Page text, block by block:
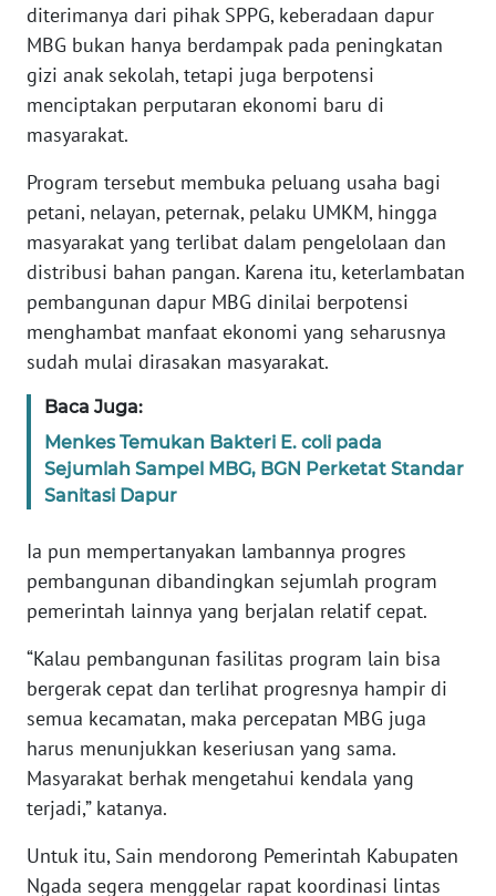
diterimanya dari pihak SPPG, keberadaan dapur
MBG bukan hanya berdampak pada peningkatan
gizi anak sekolah, tetapi juga berpotensi
menciptakan perputaran ekonomi baru di
masyarakat.
Program tersebut membuka peluang usaha bagi
petani, nelayan, peternak, pelaku UMKM, hingga
masyarakat yang terlibat dalam pengelolaan dan
distribusi bahan pangan. Karena itu, keterlambatan
pembangunan dapur MBG dinilai berpotensi
menghambat manfaat ekonomi yang seharusnya
sudah mulai dirasakan masyarakat.
Baca Juga:
Menkes Temukan Bakteri E. coli pada
Sejumlah Sampel MBG, BGN Perketat Standar
Sanitasi Dapur
Ia pun mempertanyakan lambannya progres
pembangunan dibandingkan sejumlah program
pemerintah lainnya yang berjalan relatif cepat.
“Kalau pembangunan fasilitas program lain bisa
bergerak cepat dan terlihat progresnya hampir di
semua kecamatan, maka percepatan MBG juga
harus menunjukkan keseriusan yang sama.
Masyarakat berhak mengetahui kendala yang
terjadi,” katanya.
Untuk itu, Sain mendorong Pemerintah Kabupaten
Ngada segera menggelar rapat koordinasi lintas
PEDOMAN
MEDIA
SIBER
REDAKSI
KARIR
DISCLAIMER
News
Regional
SUMUT
WN
JAKARTA
WN
JABAR
BANTEN
WN
NTT
WN
KEPRI
WN